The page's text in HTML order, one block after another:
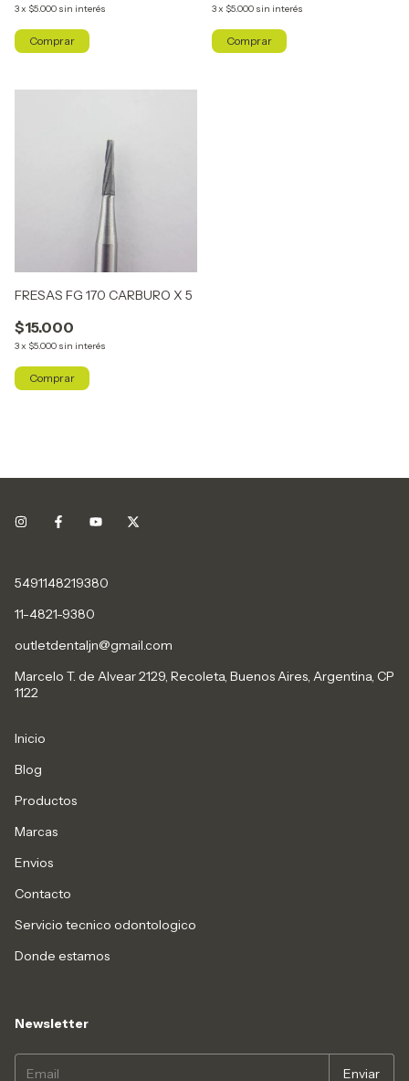
3x $5.000 sin interés 3x $5.000 sin interés
FRESAS FG 170 CARBURO X 5
$15.000
3x $5.000 sin interés
5491148219380
11-4821-9380
outletdentaljn@gmail.com
Marcelo T. de Alvear 2129, Recoleta, Buenos Aires, Argentina, CP
1122
Inicio
Blog
Productos
Marcas
Envios
Contacto
Servicio tecnico odontologico
Donde estamos
Newsletter